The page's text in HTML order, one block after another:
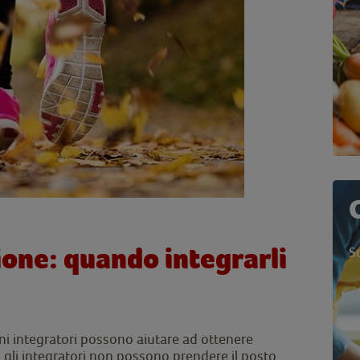
quando integrarli
integratori possono aiutare ad ottenere
integratori non possono prendere il posto